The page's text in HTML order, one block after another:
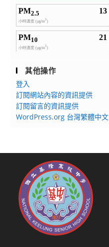
其他操作
登入
訂閱網站內容的資訊提供
訂閱留言的資訊提供
WordPress.org 台灣繁體中文